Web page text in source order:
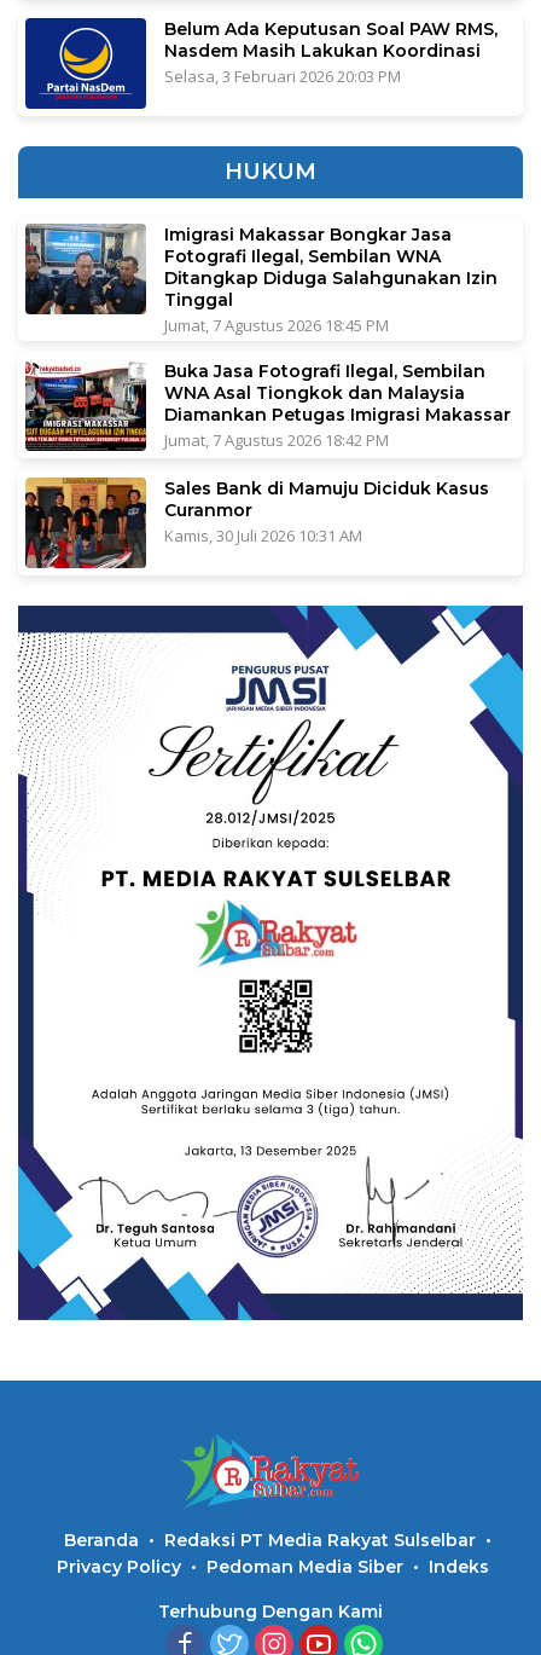
Belum Ada Keputusan Soal PAW RMS,
Nasdem Masih Lakukan Koordinasi
Selasa, 3 Februari 2026 20:03 PM
HUKUM
Imigrasi Makassar Bongkar Jasa
Fotografi Ilegal, Sembilan WNA
Ditangkap Diduga Salahgunakan Izin
Tinggal
Jumat, 7 Agustus 2026 18:45 PM
Buka Jasa Fotografi Ilegal, Sembilan
WNA Asal Tiongkok dan Malaysia
Diamankan Petugas Imigrasi Makassar
Jumat, 7 Agustus 2026 18:42 PM
Sales Bank di Mamuju Diciduk Kasus
Curanmor
Kamis, 30 Juli 2026 10:31 AM
Beranda
Redaksi PT Media Rakyat Sulselbar
Privacy Policy
Pedoman Media Siber Indeks
Terhubung Dengan Kami